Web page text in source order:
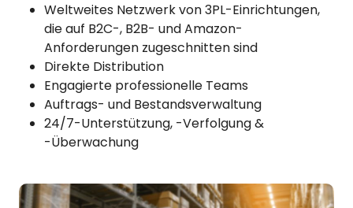
Weltweites Netzwerk von 3PL-Einrichtungen,
die auf B2C-, B2B- und Amazon-
Anforderungen zugeschnitten sind
Direkte Distribution
Engagierte professionelle Teams
Auftrags- und Bestandsverwaltung
24/7-Unterstützung, -Verfolgung &
-Überwachung